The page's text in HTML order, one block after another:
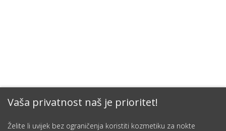
Vaša privatnost naš je prioritet!
Želite li uvijek bez ograničenja koristiti kozmetiku za nokte